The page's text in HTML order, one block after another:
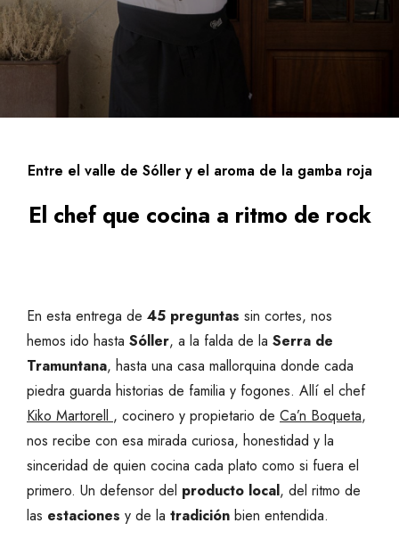
Entre el valle de Sóller y el aroma de la gamba roja
El chef que cocina a ritmo de rock
En esta entrega de 45 preguntas sin cortes, nos
hemos ido hasta Sóller, a la falda de la Serra de
Tramuntana, hasta una casa mallorquina donde cada
piedra guarda historias de familia y fogones. Allí el chef
Kiko Martorell , cocinero y propietario de Ca’n Boqueta,
nos recibe con esa mirada curiosa, honestidad y la
sinceridad de quien cocina cada plato como si fuera el
primero. Un defensor del producto local, del ritmo de
las estaciones y de la tradición bien entendida.